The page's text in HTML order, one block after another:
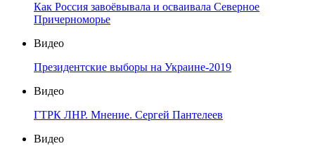
Как Россия завоёвывала и осваивала Северное
Причерноморье
Видео
Президентские выборы на Украине-2019
Видео
ГТРК ЛНР. Мнение. Сергей Пантелеев
Видео